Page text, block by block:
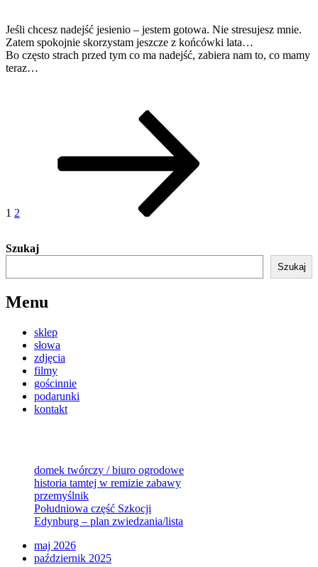
Jeśli chcesz nadejść jesienio – jestem gotowa. Nie stresujesz mnie.
Zatem spokojnie skorzystam jeszcze z końcówki lata…
Bo często strach przed tym co ma nadejść, zabiera nam to, co mamy
teraz…
1 2
Szukaj
Szukaj
Menu
sklep
słowa
zdjęcia
filmy
gościnnie
podarunki
kontakt
domek twórczy / biuro ogrodowe
historia tamtej w remizie zabawy
przemyślnik
Południowa część Szkocji
Edynburg – plan zwiedzania/lista
maj 2026
październik 2025